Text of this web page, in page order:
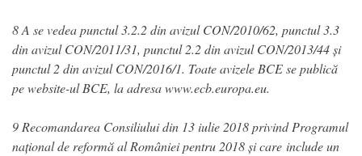
8 A se vedea punctul 3.2.2 din avizul CON/2010/62, punctul 3.3
din avizul CON/2011/31, punctul 2.2 din avizul CON/2013/44 și
punctul 2 din avizul CON/2016/1. Toate avizele BCE se publică
pe website-ul BCE, la adresa www.ecb.europa.eu.
9 Recomandarea Consiliului din 13 iulie 2018 privind Programul
național de reformă al României pentru 2018 și care include un